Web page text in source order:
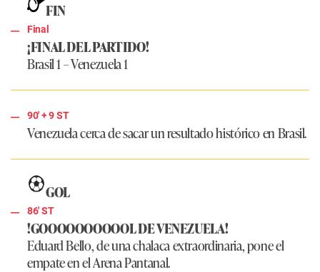
FIN
Final
¡FINAL DEL PARTIDO!
Brasil 1 – Venezuela 1
90'+ 9ST
Venezuela cerca de sacar un resultado histórico en Brasil.
GOL
86' ST
!GOOOOOOOOOOL DE VENEZUELA!
Eduard Bello, de una chalaca extraordinaria, pone el
empate en el Arena Pantanal.